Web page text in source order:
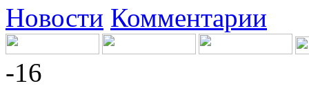
Новости Комментарии
-16